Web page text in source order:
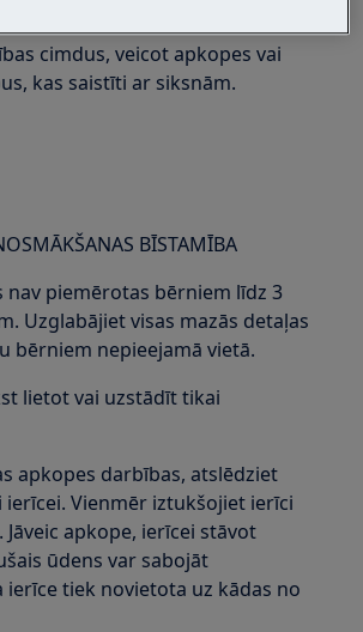
cimdus, veicot apkopes vai
kas saistīti ar siksnām.
BĪSTAMĪBA
nav piemērotas bērniem līdz 3
Uzglabājiet visas mazās detaļas
bērniem nepieejamā vietā.
lietot vai uzstādīt tikai
apkopes darbības, atslēdziet
ierīcei. Vienmēr iztukšojiet ierīci
Jāveic apkope, ierīcei stāvot
ūdens var sabojāt
ierīce tiek novietota uz kādas no